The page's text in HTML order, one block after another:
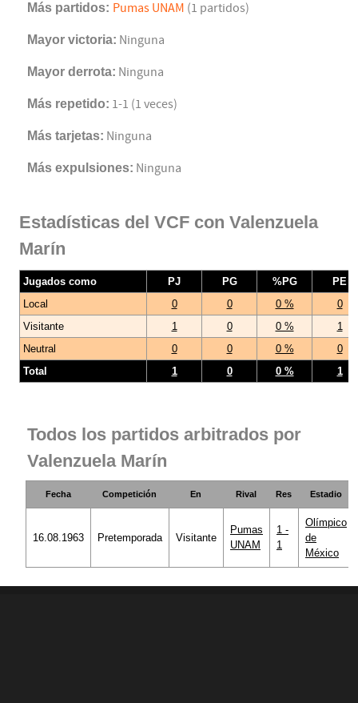
Más partidos: Pumas UNAM (1 partidos)
Mayor victoria: Ninguna
Mayor derrota: Ninguna
Más repetido: 1-1 (1 veces)
Más tarjetas: Ninguna
Más expulsiones: Ninguna
Estadísticas del VCF con Valenzuela
Marín
Jugados como PJ PG %PG
PE
Local
0 0 0 %
0
Visitante
1 0 0 %
1
Neutral
0 0 0 %
0
Total
1 0 0 % 1
Todos los partidos arbitrados por
Valenzuela Marín
Fecha Competición En Rival Res Estadio
16.08.1963 Pretemporada Visitante
Pumas
UNAM
1 -
1
Olímpico
de
México